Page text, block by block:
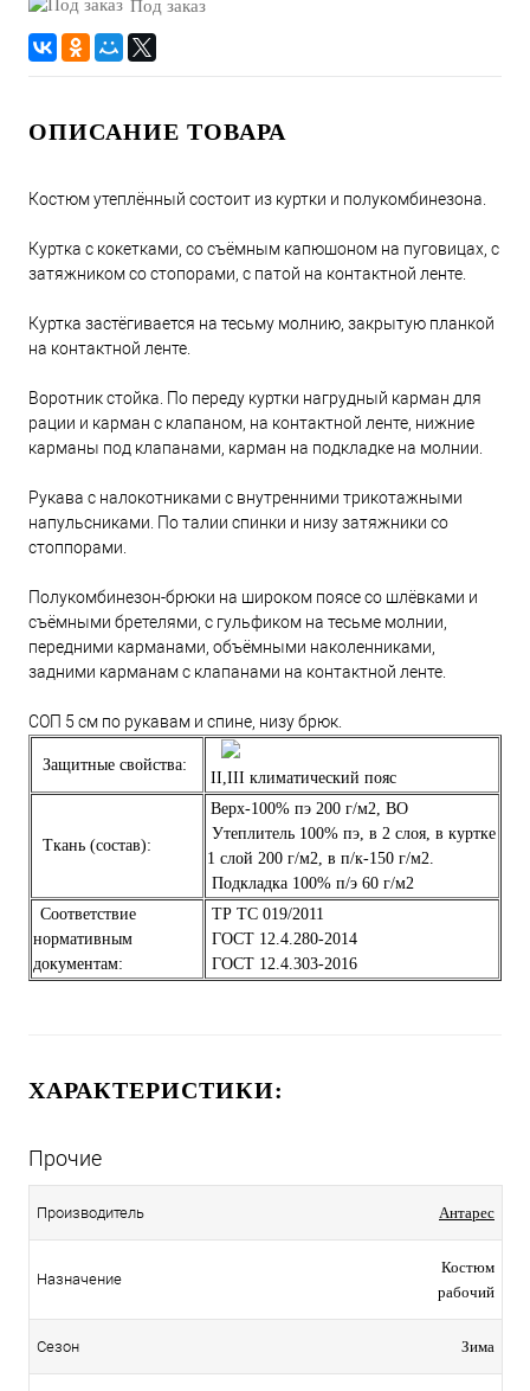
Под заказ
ОПИСАНИЕ ТОВАРА
Костюм утеплённый состоит из куртки и полукомбинезона.
Куртка с кокетками, со съёмным капюшоном на пуговицах, с
затяжником со стопорами, с патой на контактной ленте.
Куртка застёгивается на тесьму молнию, закрытую планкой
на контактной ленте.
Воротник стойка. По переду куртки нагрудный карман для
рации и карман с клапаном, на контактной ленте, нижние
карманы под клапанами, карман на подкладке на молнии.
Рукава с налокотниками с внутренними трикотажными
напульсниками. По талии спинки и низу затяжники со
стоппорами.
Полукомбинезон-брюки на широком поясе со шлёвками и
съёмными бретелями, с гульфиком на тесьме молнии,
передними карманами, объёмными наколенниками,
задними карманам с клапанами на контактной ленте.
СОП 5 см по рукавам и спине, низу брюк.
Защитные свойства:
II,III климатический пояс
Ткань (состав):
Верх-100% пэ 200 г/м2, ВО
Утеплитель 100% пэ, в 2 слоя, в куртке
1 слой 200 г/м2, в п/к-150 г/м2.
Подкладка 100% п/э 60 г/м2
Соответствие
нормативным
документам:
ТР ТС 019/2011
ГОСТ 12.4.280-2014
ГОСТ 12.4.303-2016
ХАРАКТЕРИСТИКИ:
Прочие
Производитель Антарес
Назначение
Костюм
рабочий
Сезон Зима